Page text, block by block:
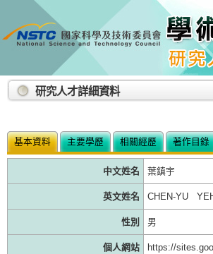
::: 研究人才詳細資料
基本資料 主要學歷 相關經歷 著作目錄
中文姓名 葉鎮宇
英文姓名 CHEN-YU
性別 男
個人網站 https://